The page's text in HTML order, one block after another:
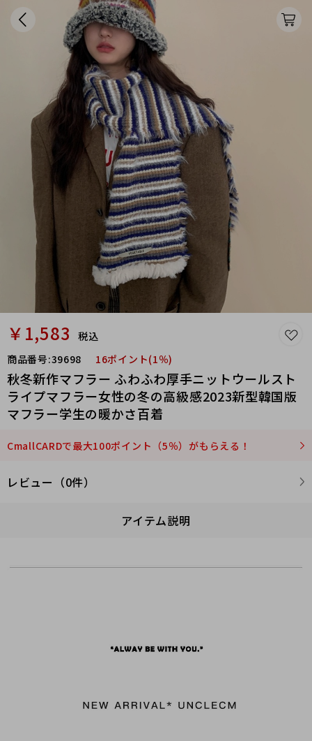
￥1,583
税込
商品番号:39698 16ポイント(1％)
秋冬新作マフラー ふわふわ厚手ニットウールスト
ライプマフラー女性の冬の高級感2023新型韓国版
マフラー学生の暖かさ百着
CmallCARDで最大100ポイント（5％）がもらえる！
レビュー（0件）
アイテム説明